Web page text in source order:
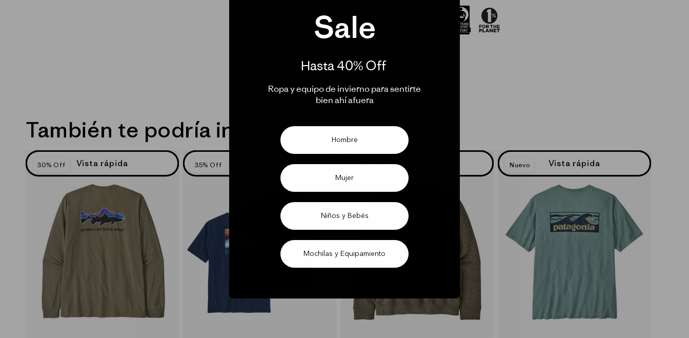
También te podría interesar
30% Off Vista rápida 35% Off 30% Off Vista rápida Nuevo Vista rápida
Sale
Hasta 40% Off ​
Ropa y equipo de invierno para sentirte
bien ahí afuera​
Hombre
Mujer
Niños y Bebés
Mochilas y Equipamiento